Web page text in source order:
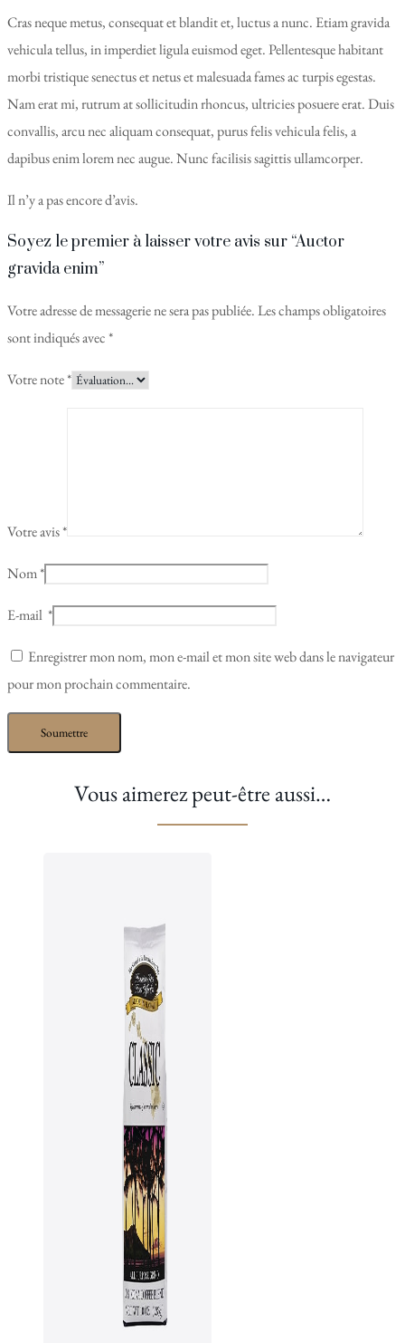
Cras neque metus, consequat et blandit et, luctus a nunc. Etiam gravida
vehicula tellus, in imperdiet ligula euismod eget. Pellentesque habitant
morbi tristique senectus et netus et malesuada fames ac turpis egestas.
Nam erat mi, rutrum at sollicitudin rhoncus, ultricies posuere erat. Duis
convallis, arcu nec aliquam consequat, purus felis vehicula felis, a
dapibus enim lorem nec augue. Nunc facilisis sagittis ullamcorper.
Il n’y a pas encore d’avis.
Soyez le premier à laisser votre avis sur “Auctor
gravida enim”
Votre adresse de messagerie ne sera pas publiée.Les champs obligatoires
sont indiqués avec*
Votre note*
Votre avis*
Nom*
E-mail *
Enregistrer mon nom, mon e-mail et mon site web dans le navigateur
pour mon prochain commentaire.
Vous aimerez peut-être aussi…